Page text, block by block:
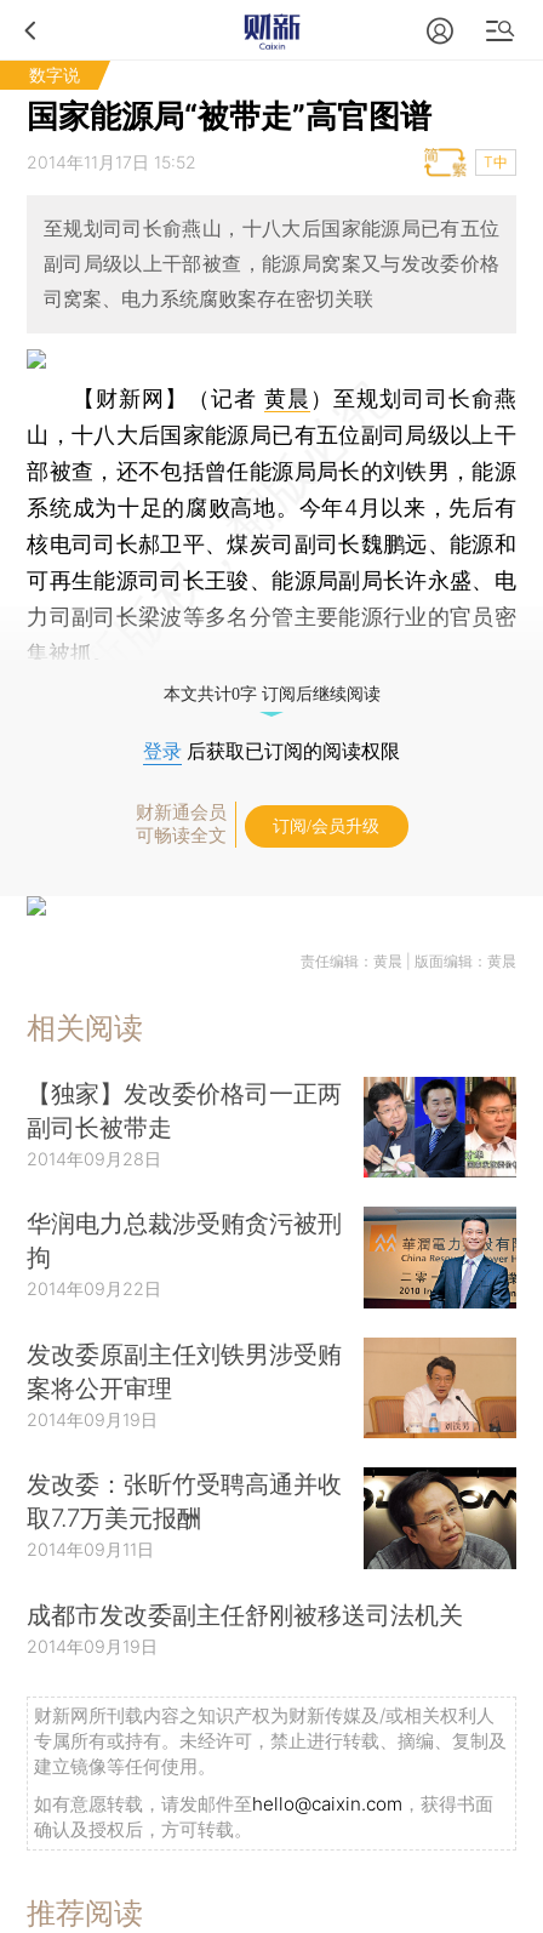
数字说
国家能源局“被带走”高官图谱
2014年11月17日 15:52 T中
至规划司司长俞燕山，十八大后国家能源局已有五位
副司局级以上干部被查，能源局窝案又与发改委价格
司窝案、电力系统腐败案存在密切关联
【财新网】（记者 黄晨 ） 至规划司司长俞燕
山，十八大后国家能源局已有五位副司局级以上干
部被查，还不包括曾任能源局局长的刘铁男，能源
系统成为十足的腐败高地。今年4月以来，先后有
核电司司长郝卫平、煤炭司副司长魏鹏远、能源和
可再生能源司司长王骏、能源局副局长许永盛、电
力司副司长梁波等多名分管主要能源行业的官员密
集被抓。
本文共计0字 订阅后继续阅读
登录 后获取已订阅的阅读权限
财新通会员
可畅读全文
订阅/会员升级
责任编辑：黄晨 | 版面编辑：黄晨
相关阅读
【独家】发改委价格司一正两
副司长被带走
2014年09月28日
华润电力总裁涉受贿贪污被刑
拘
2014年09月22日
发改委原副主任刘铁男涉受贿
案将公开审理
2014年09月19日
发改委：张昕竹受聘高通并收
取7.7万美元报酬
2014年09月11日
成都市发改委副主任舒刚被移送司法机关
2014年09月19日
财新网所刊载内容之知识产权为财新传媒及/或相关权利人
专属所有或持有。未经许可，禁止进行转载、摘编、复制及
建立镜像等任何使用。
如有意愿转载，请发邮件至hello@caixin.com ，获得书面
确认及授权后，方可转载。
推荐阅读